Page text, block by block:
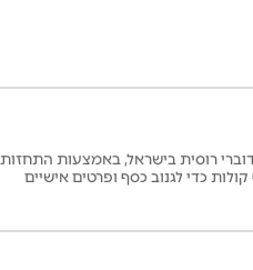
רוסית בישראל, באמצעות התחזות
כדי לגנוב כסף ופרטים אישיים